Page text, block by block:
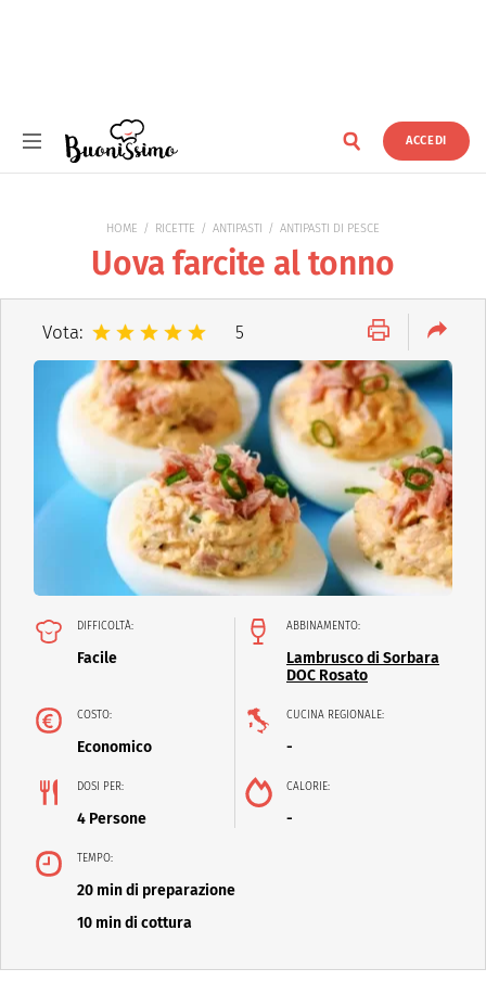
ACCEDI
HOME RICETTE ANTIPASTI ANTIPASTI DI PESCE
Uova farcite al tonno
Vota: 5
DIFFICOLTÀ:
Facile
ABBINAMENTO:
Lambrusco di Sorbara
DOC Rosato
COSTO:
Economico
CUCINA REGIONALE:
-
DOSI PER:
4 Persone
CALORIE:
-
TEMPO:
20 min di preparazione
10 min di cottura